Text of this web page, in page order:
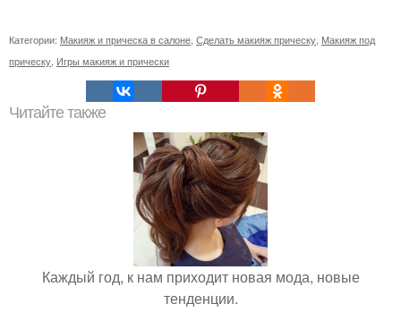
Категории: Макияж и прическа в салоне Сделать макияж прическу Макияж под
прическу Игры макияж и прически
Читайте также
Каждый год, к нам приходит новая мода, новые
тенденции.